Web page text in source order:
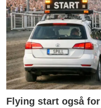
Flying start også